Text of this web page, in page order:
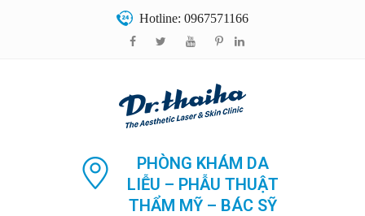
Hotline: 0967571166
PHÒNG KHÁM DA
LIỄU – PHẪU THUẬT
THẨM MỸ – BÁC SỸ